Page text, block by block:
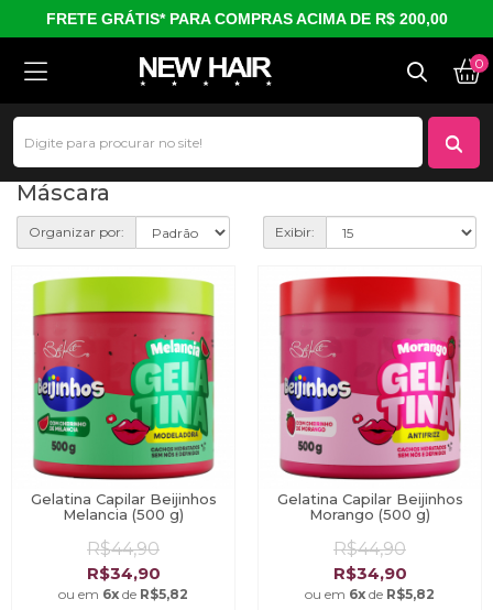
FRETE GRÁTIS* PARA COMPRAS ACIMA DE R$ 200,00
0
Máscara
Organizar por: Exibir:
Gelatina Capilar Beijinhos
Melancia (500 g)
R$44,90
R$34,90
ou em 6x de R$5,82
Gelatina Capilar Beijinhos
Morango (500 g)
R$44,90
R$34,90
ou em 6x de R$5,82